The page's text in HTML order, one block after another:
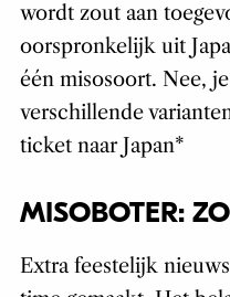
wordt zout aan
oorspronkelijk uit
één misosoort. Nee,
verschillende
ticket naar Japan*
MISOBOTER:
Extra feestelijk